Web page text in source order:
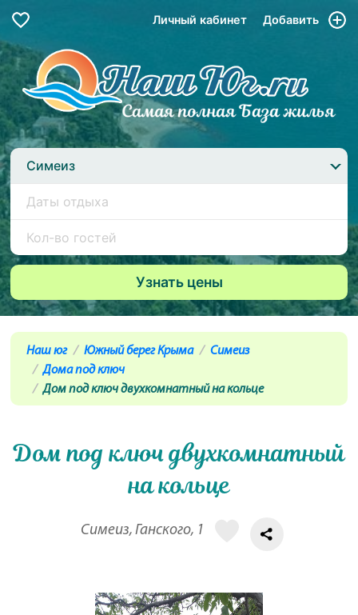
Личный кабинет Добавить
Симеиз
Наш юг Южный берег Крыма
Симеиз
Дома под ключ
Дом под ключ двухкомнатный на кольце
Дом под ключ двухкомнатный
на кольце
Симеиз, Ганского, 1